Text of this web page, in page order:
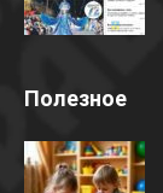
Полезное